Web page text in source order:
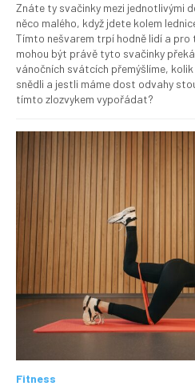
Znáte ty svačinky mezi jednotlivými
něco malého, když jdete kolem
Tímto nešvarem trpí hodně lidí a pro
mohou být právě tyto svačinky
vánočních svátcích přemýšlíme,
snědli a jestli máme dost odvahy
tímto zlozvykem vypořádat?
Fitness